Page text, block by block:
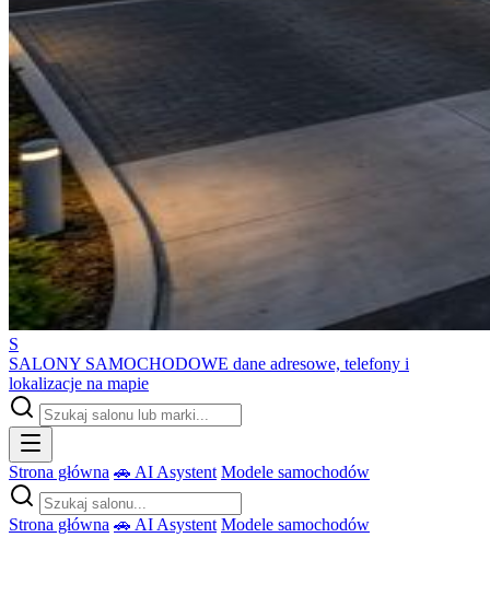
S
SALONY SAMOCHODOWE dane adresowe, telefony i
lokalizacje na mapie
Strona główna 🚗 AI Asystent Modele samochodów
Strona główna 🚗 AI Asystent Modele samochodów